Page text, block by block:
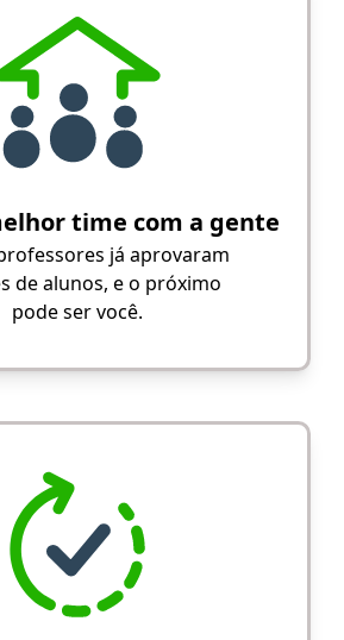
time com a gente
já aprovaram
de alunos, e o próximo
pode ser você.